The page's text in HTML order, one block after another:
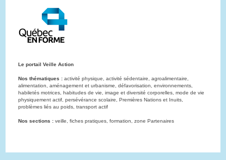
Le portail Veille Action
Nos thématiques : activité physique, activité sédentaire, agroalimentaire,
alimentation, aménagement et urbanisme, défavorisation, environnements,
habiletés motrices, habitudes de vie, image et diversité corporelles, mode de vie
physiquement actif, persévérance scolaire, Premières Nations et Inuits,
problèmes liés au poids, transport actif
Nos sections : veille, fiches pratiques, formation, zone Partenaires